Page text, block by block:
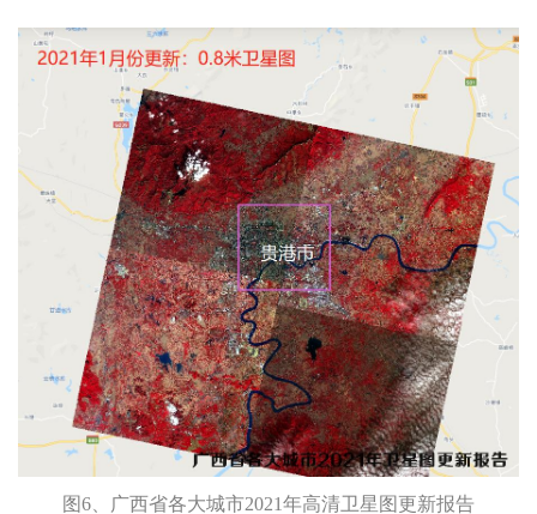
图6、广西省各大城市2021年高清卫星图更新报告